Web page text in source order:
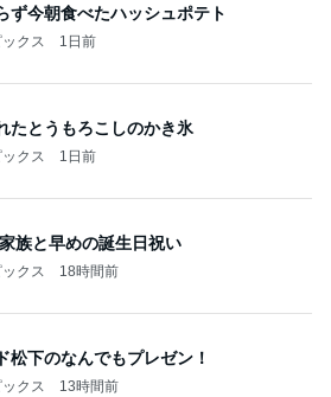
ず今朝食べたハッシュポテト
クス 1日前
たとうもろこしのかき氷
クス 1日前
族と早めの誕生日祝い
クス 18時間前
松下のなんでもプレゼン！
クス 13時間前